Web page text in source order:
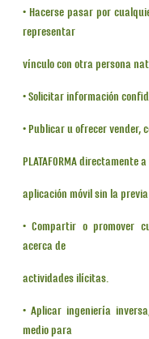
• Hacerse pasar por
representar
vínculo con otra persona
• Solicitar información
• Publicar u ofrecer vender,
PLATAFORMA directamente
aplicación móvil sin la previa
• Compartir o promover
acerca de
actividades ilícitas.
• Aplicar ingeniería
medio para